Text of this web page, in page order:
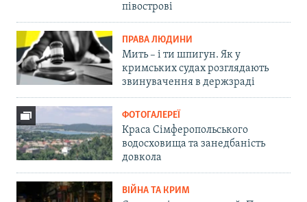
півострові
ПРАВА ЛЮДИНИ
Мить – і ти шпигун. Як у
кримських судах розглядають
звинувачення в держзраді
ФОТОГАЛЕРЕЇ
Краса Сімферопольського
водосховища та занедбаність
довкола
ВІЙНА ТА КРИМ